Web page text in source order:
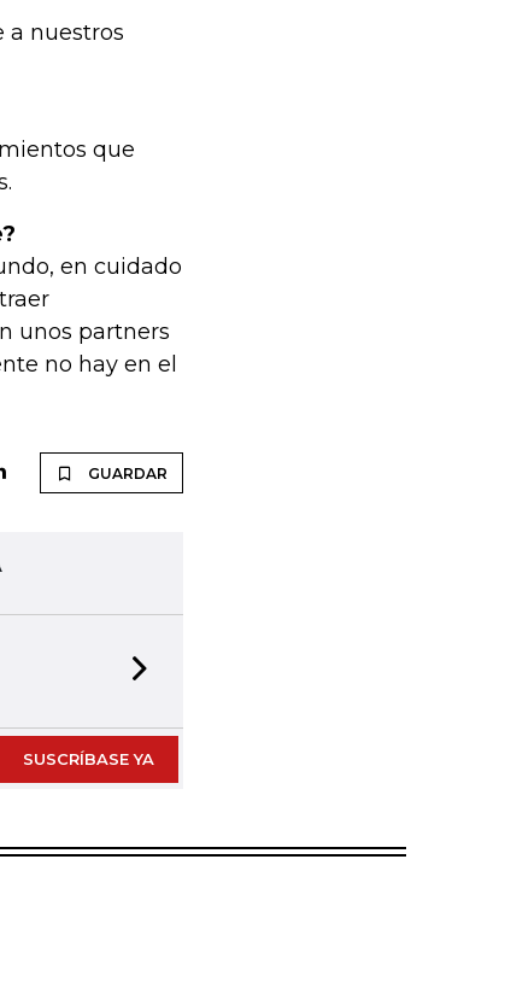
a nuestros
que
en cuidado
unos partners
no hay en el
GUARDAR
SUSCRÍBASE YA